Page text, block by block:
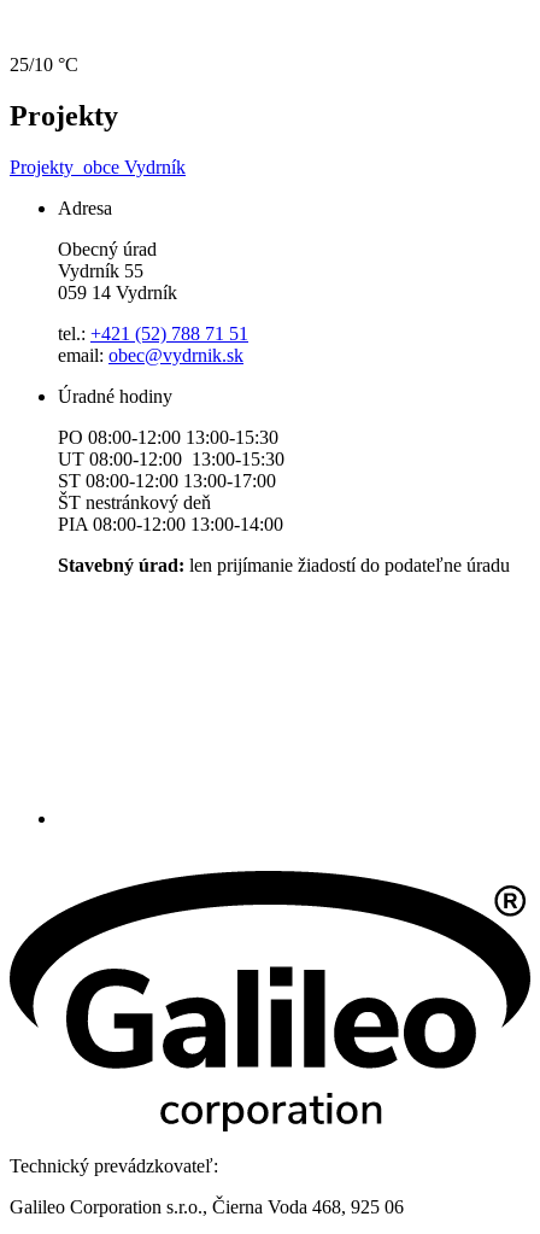
25/10 °C
Projekty
Projekty obce Vydrník
Adresa
Obecný úrad
Vydrník 55
059 14 Vydrník
tel.: +421 (52) 788 71 51
email: obec@vydrnik.sk
Úradné hodiny
PO 08:00-12:00 13:00-15:30
UT 08:00-12:00 13:00-15:30
ST 08:00-12:00 13:00-17:00
ŠT nestránkový deň
PIA 08:00-12:00 13:00-14:00
Stavebný úrad: len prijímanie žiadostí do podateľne úradu
Technický prevádzkovateľ:
Galileo Corporation s.r.o., Čierna Voda 468, 925 06